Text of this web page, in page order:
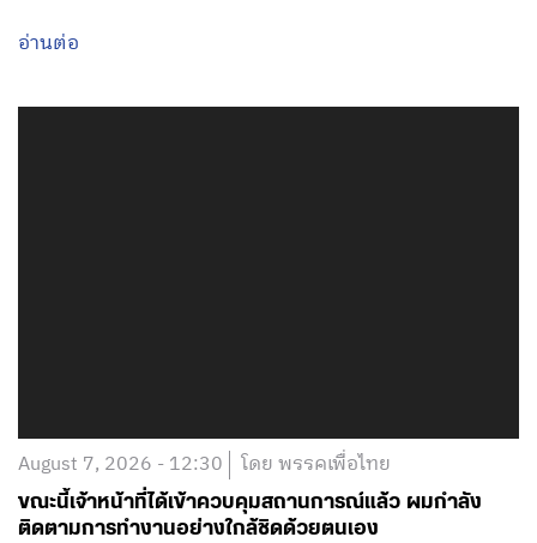
อ่านต่อ
August 7, 2026 - 12:30 โดย พรรคเพื่อไทย
ขณะนี้เจ้าหน้าที่ได้เข้าควบคุมสถานการณ์แล้ว ผมกำลัง
ติดตามการทำงานอย่างใกล้ชิดด้วยตนเอง